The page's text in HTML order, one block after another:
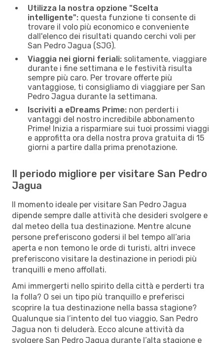
Utilizza la nostra opzione "Scelta
intelligente": questa funzione ti consente di
trovare il volo più economico e conveniente
dall'elenco dei risultati quando cerchi voli per
San Pedro Jagua (SJG).
Viaggia nei giorni feriali: solitamente, viaggiare
durante i fine settimana e le festività risulta
sempre più caro. Per trovare offerte più
vantaggiose, ti consigliamo di viaggiare per San
Pedro Jagua durante la settimana.
Iscriviti a eDreams Prime: non perderti i
vantaggi del nostro incredibile abbonamento
Prime! Inizia a risparmiare sui tuoi prossimi viaggi
e approfitta ora della nostra prova gratuita di 15
giorni a partire dalla prima prenotazione.
Il periodo migliore per visitare San Pedro
Jagua
Il momento ideale per visitare San Pedro Jagua
dipende sempre dalle attività che desideri svolgere e
dal meteo della tua destinazione. Mentre alcune
persone preferiscono godersi il bel tempo all’aria
aperta e non temono le orde di turisti, altri invece
preferiscono visitare la destinazione in periodi più
tranquilli e meno affollati.
Ami immergerti nello spirito della città e perderti tra
la folla? O sei un tipo più tranquillo e preferisci
scoprire la tua destinazione nella bassa stagione?
Qualunque sia l’intento del tuo viaggio, San Pedro
Jagua non ti deluderà. Ecco alcune attività da
svolgere San Pedro Jagua durante l’alta stagione e